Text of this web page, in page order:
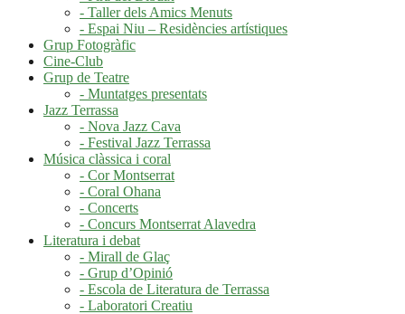
- Taller dels Amics Menuts
- Espai Niu – Residències artístiques
Grup Fotogràfic
Cine-Club
Grup de Teatre
- Muntatges presentats
Jazz Terrassa
- Nova Jazz Cava
- Festival Jazz Terrassa
Música clàssica i coral
- Cor Montserrat
- Coral Ohana
- Concerts
- Concurs Montserrat Alavedra
Literatura i debat
- Mirall de Glaç
- Grup d’Opinió
- Escola de Literatura de Terrassa
- Laboratori Creatiu